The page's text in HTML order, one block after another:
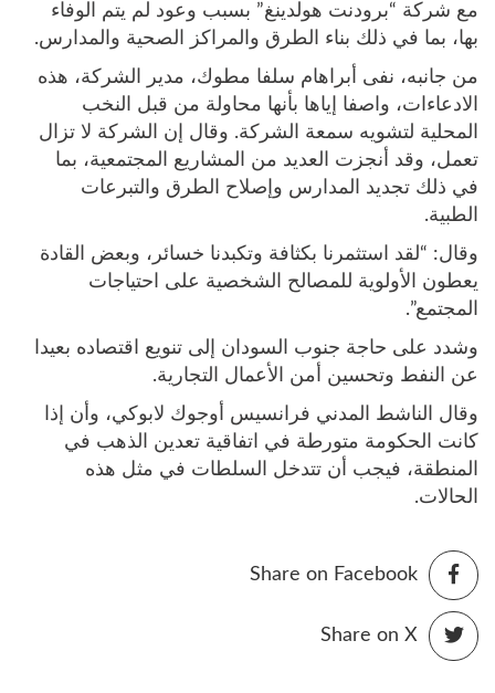
مع شركة “برودنت هولدينغ” بسبب وعود لم يتم الوفاء
بها، بما في ذلك بناء الطرق والمراكز الصحية والمدارس.
من جانبه، نفى أبراهام سلفا مطوك، مدير الشركة، هذه
الادعاءات، واصفا إياها بأنها محاولة من قبل النخب
المحلية لتشويه سمعة الشركة. وقال إن الشركة لا تزال
تعمل، وقد أنجزت العديد من المشاريع المجتمعية، بما
في ذلك تجديد المدارس وإصلاح الطرق والتبرعات
الطبية.
وقال: “لقد استثمرنا بكثافة وتكبدنا خسائر، وبعض القادة
يعطون الأولوية للمصالح الشخصية على احتياجات
المجتمع”.
وشدد على حاجة جنوب السودان إلى تنويع اقتصاده بعيدا
عن النفط وتحسين أمن الأعمال التجارية.
وقال الناشط المدني فرانسيس أوجوك لابوكي، وأن إذا
كانت الحكومة متورطة في اتفاقية تعدين الذهب في
المنطقة، فيجب أن تتدخل السلطات في مثل هذه
الحالات.
Share on Facebook
Share on X